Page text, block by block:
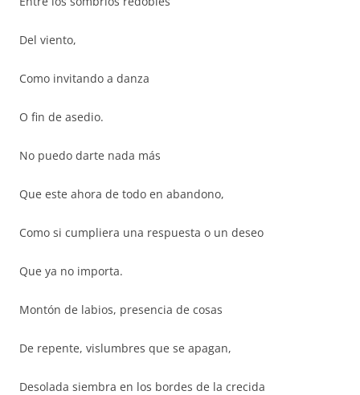
Del viento,
Como invitando a danza
O fin de asedio.
No puedo darte nada más
Que este ahora de todo en abandono,
Como si cumpliera una respuesta o un deseo
Que ya no importa.
Montón de labios, presencia de cosas
De repente, vislumbres que se apagan,
Desolada siembra en los bordes de la crecida